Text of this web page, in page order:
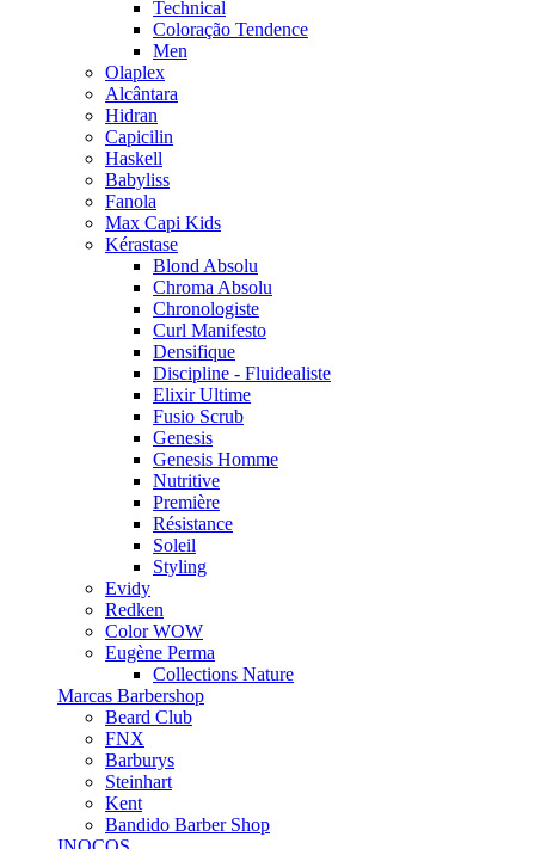
Technical
Coloração Tendence
Men
Olaplex
Alcântara
Hidran
Capicilin
Haskell
Babyliss
Fanola
Max Capi Kids
Kérastase
Blond Absolu
Chroma Absolu
Chronologiste
Curl Manifesto
Densifique
Discipline - Fluidealiste
Elixir Ultime
Fusio Scrub
Genesis
Genesis Homme
Nutritive
Première
Résistance
Soleil
Styling
Evidy
Redken
Color WOW
Eugène Perma
Collections Nature
Marcas Barbershop
Beard Club
FNX
Barburys
Steinhart
Kent
Bandido Barber Shop